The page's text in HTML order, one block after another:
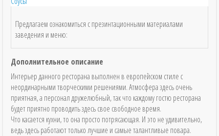
Предлагаем ознакомиться с презинтационными материалами
заведения и меню:
Дополнительное описание
Интерьер данного ресторана выполнен в европейском стиле с
неординарными творческими решениями. Атмосфера здесь очень
приятная, а персонал дружелюбный, так что каждому гостю ресторана
будет приятно проводить здесь свое свободное время.
Что касается кухни, то она просто потрясающая. И это не удивительно,
ведь здесь работают только лучшие и самые талантливые повара.